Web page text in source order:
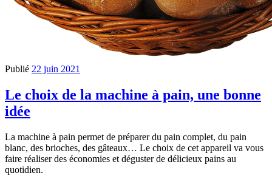
Publié 22 juin 2021
Le choix de la machine à pain, une bonne
idée
La machine à pain permet de préparer du pain complet, du pain
blanc, des brioches, des gâteaux… Le choix de cet appareil va vous
faire réaliser des économies et déguster de délicieux pains au
quotidien.